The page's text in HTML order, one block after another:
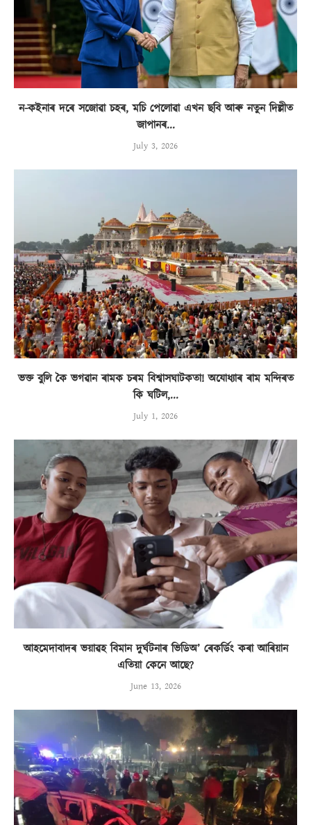
ন-কইনাৰ দৰে সজোৱা চহৰ, মচি পেলোৱা এখন ছবি আৰু নতুন দিল্লীত
জাপানৰ...
July 3, 2026
ভক্ত বুলি কৈ ভগৱান ৰামক চৰম বিশ্বাসঘাটকতা! অযোধ্যাৰ ৰাম মন্দিৰত
কি ঘটিল,...
July 1, 2026
আহমেদাবাদৰ ভয়াৱহ বিমান দুৰ্ঘটনাৰ ভিডিঅ’ ৰেকৰ্ডিং কৰা আৰিয়ান
এতিয়া কেনে আছে?
June 13, 2026